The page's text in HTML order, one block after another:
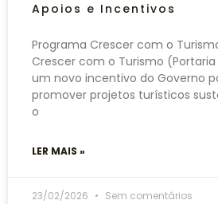
Apoios e Incentivos
Programa Crescer com o
Crescer com o Turismo (Portaria
um novo incentivo do Governo
promover projetos turísticos
o
LER MAIS »
23/02/2026 Sem comentários